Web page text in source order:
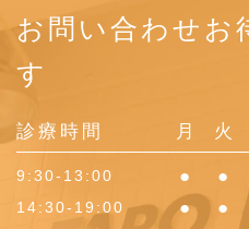
お問い合わせお
す
診療時間 月 火
9:30-13:00 ● ●
14:30-19:00 ● ●